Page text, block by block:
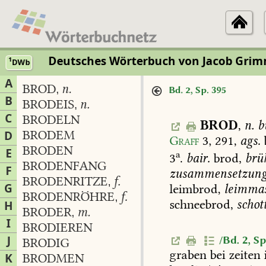
1DWb Deutsches Wörterbuch von Jacob
A
B
C
D
E
F
G
H
I
J
K
BROD, n.
BRODEIS, n.
BRODELN
BRODEM
BRODEN
BRODENFANG
BRODENRITZE, f.
BRODENRÖHRE, f.
BRODER, m.
BRODIEREN
BRODIG
BRODMEN
Bd. 2, Sp. 395
BROD, n.
Graff 3, 291, ags.
3a. bair. brod,
leimbrod,
schneebrod,
/Bd. 2,
graben bei zeiten